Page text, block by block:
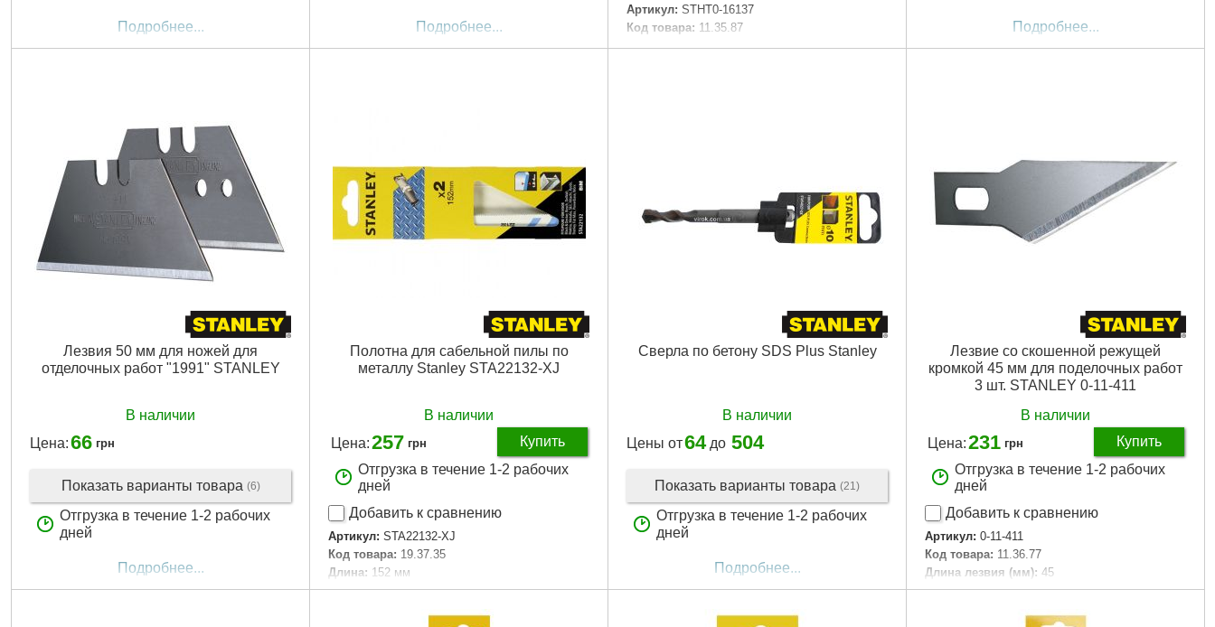
Подробнее... Подробнее...
Артикул: STHT0-16137
Код товара: 11.35.87
Габариты упаковки: 14x14x24 мм
Подробнее...
Лезвия 50 мм для ножей для
отделочных работ "1991" STANLEY
В наличии
Цена:66 грн
Показать варианты товара (6)
Отгрузка в течение 1-2 рабочих
дней
Подробнее...
Полотна для сабельной пилы по
металлу Stanley STA22132-XJ
В наличии
Цена:257 грн
Купить
Отгрузка в течение 1-2 рабочих
дней
Добавить к сравнению
Артикул: STA22132-XJ
Код товара: 19.37.35
Длина: 152 мм
Применение: по металлу
Сверла по бетону SDS Plus Stanley
В наличии
Цены от64до 504
Показать варианты товара (21)
Отгрузка в течение 1-2 рабочих
дней
Подробнее...
Лезвие со скошенной режущей
кромкой 45 мм для поделочных работ
3 шт. STANLEY 0-11-411
В наличии
Цена:231 грн
Купить
Отгрузка в течение 1-2 рабочих
дней
Добавить к сравнению
Артикул: 0-11-411
Код товара: 11.36.77
Длина лезвия (мм): 45
Количество в упаковке (шт): 3